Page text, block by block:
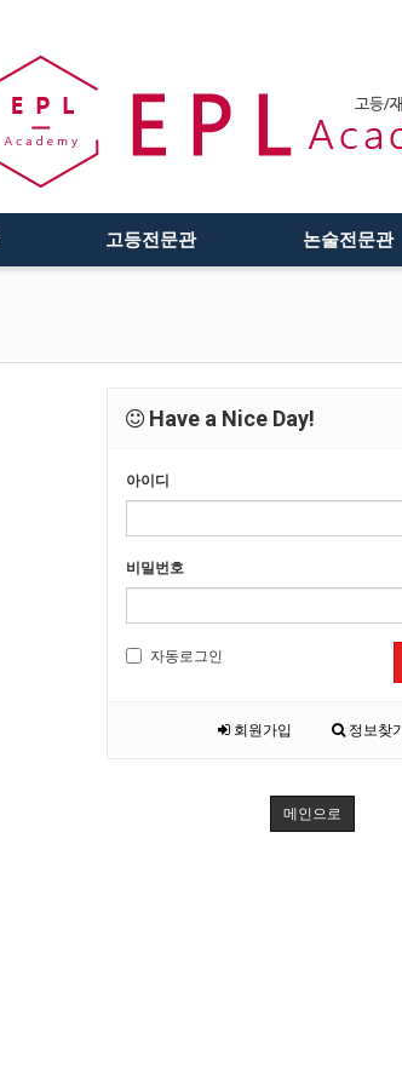
고등전문관 논술전문관
Have a Nice Day!
아이디
비밀번호
자동로그인
회원가입 정보찾기
메인으로